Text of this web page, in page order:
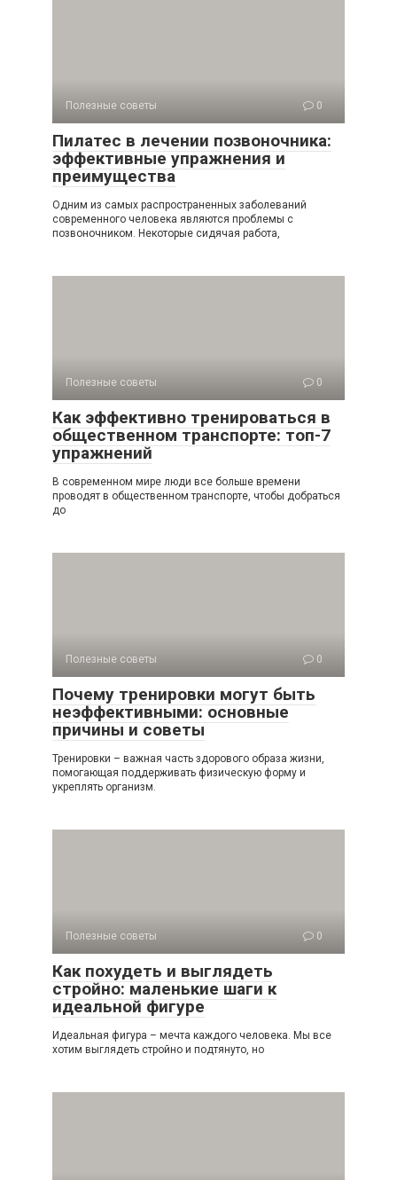
Полезные советы 0
Пилатес в лечении позвоночника:
эффективные упражнения и
преимущества
Одним из самых распространенных заболеваний
современного человека являются проблемы с
позвоночником. Некоторые сидячая работа,
Полезные советы 0
Как эффективно тренироваться в
общественном транспорте: топ-7
упражнений
В современном мире люди все больше времени
проводят в общественном транспорте, чтобы добраться
до
Полезные советы 0
Почему тренировки могут быть
неэффективными: основные
причины и советы
Тренировки – важная часть здорового образа жизни,
помогающая поддерживать физическую форму и
укреплять организм.
Полезные советы 0
Как похудеть и выглядеть
стройно: маленькие шаги к
идеальной фигуре
Идеальная фигура – мечта каждого человека. Мы все
хотим выглядеть стройно и подтянуто, но